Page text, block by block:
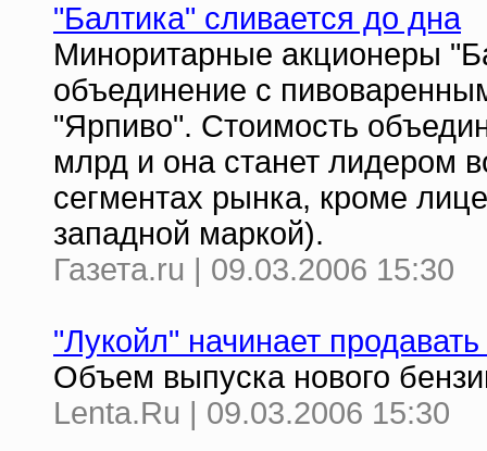
"Балтика" сливается до дна
Миноритарные акционеры
объединение с
"Ярпиво". Стоимость
млрд и она станет лидером
сегментах рынка, кроме
западной маркой).
Газета.ru | 09.03.2006 15:30
"Лукойл" начинает
Объем выпуска нового
Lenta.Ru | 09.03.2006 15:30